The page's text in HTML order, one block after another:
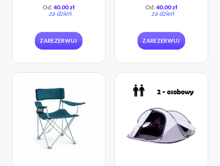
Od:40.00zł
za dzień
ZAREZERWUJ
Od:40.00zł
za dzień
ZAREZERWUJ